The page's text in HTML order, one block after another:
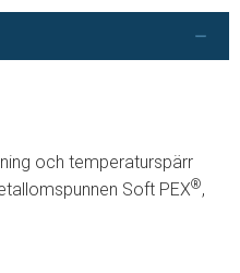
och temperaturspärr
Soft PEX®,